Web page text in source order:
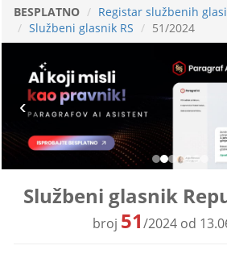
BESPLATNO
Registar službenih
Službeni glasnik RS
51/2024
Službeni glasnik
broj 51/2024 od